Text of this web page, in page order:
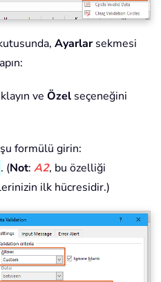
Ayarlarsekmesi
ve Özel seçeneğini
formülü girin:
. (Not: A2, bu özelliği
ilk hücresidir.)